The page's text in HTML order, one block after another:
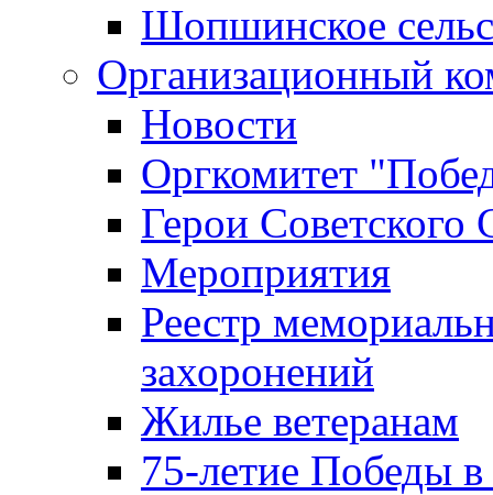
Шопшинское
Организационный
Новости
Оргкомитет
Герои Советского
Мероприятия
Реестр
захоронений
Жилье ветеранам
75-летие Победы